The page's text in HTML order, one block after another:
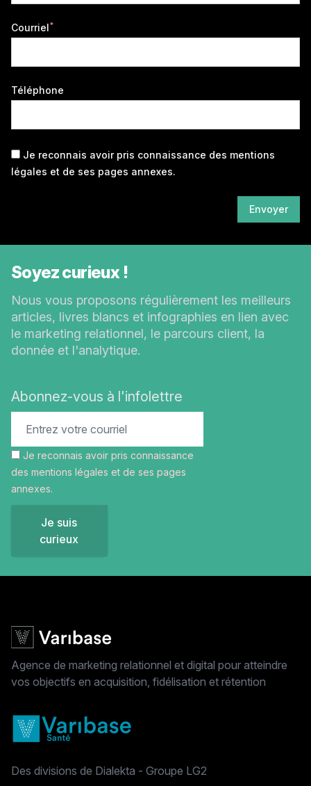
Courriel*
Téléphone
Je reconnais avoir pris connaissance des mentions
légales et de ses pages annexes.
Envoyer
Soyez curieux !
Nous vous proposons régulièrement les meilleurs
articles, livres blancs et infographies en lien avec
le marketing relationnel, le parcours client, la
donnée et l'analytique.
Abonnez-vous à l'infolettre
Je reconnais avoir pris connaissance
des mentions légales et de ses pages
annexes.
Je suis
curieux
Agence de marketing relationnel et digital pour atteindre
vos objectifs en acquisition, fidélisation et rétention
Des divisions de Dialekta - Groupe LG2